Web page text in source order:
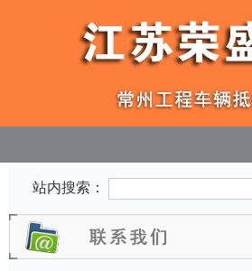
站内搜索：